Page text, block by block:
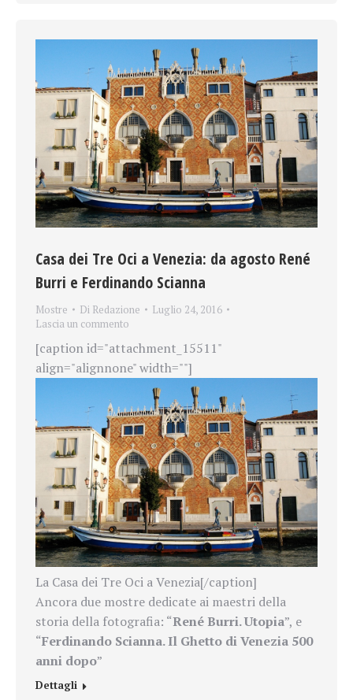
Casa dei Tre Oci a Venezia: da agosto René
Burri e Ferdinando Scianna
Mostre Di Redazione
Luglio 24, 2016
Lascia un commento
[caption id="attachment_15511"
align="alignnone" width=""]
La Casa dei Tre Oci a Venezia[/caption]
Ancora due mostre dedicate ai maestri della
storia della fotografia: “René Burri. Utopia”, e
“Ferdinando Scianna. Il Ghetto di Venezia 500
anni dopo”
Dettagli